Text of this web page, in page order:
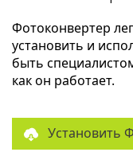
Фотоконвертер
установить и
быть
как он работает.
Установить